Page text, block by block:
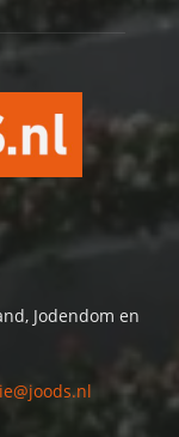
Jodendom en